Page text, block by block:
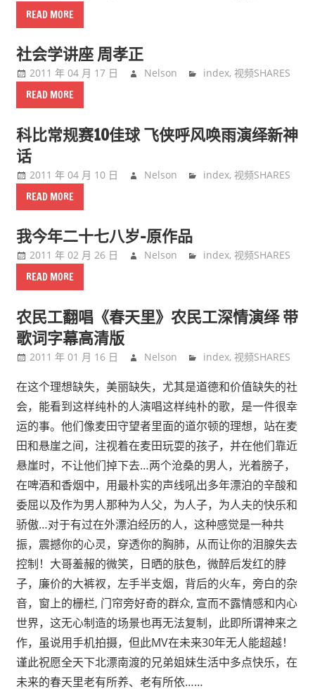
READ MORE
社会学讲座 周孝正
2011 年 04 月 17 日 Nelson index, 视频SHARES
READ MORE
科比常规赛10佳球 飞侠呼风唤雨演绎新神
话
2011 年 04 月 10 日 Nelson index, 视频SHARES
READ MORE
我今年二十七八岁-原作品
2011 年 02 月 26 日 Nelson index, 视频SHARES
READ MORE
农民工翻唱《春天里》农民工深情演绎 带
歌词字幕高清版
2011 年 01 月 16 日 Nelson index, 视频SHARES
在这个理想缺失，美丽缺失，尤其是道德和价值缺失的社
会，能看到这样纯朴的人演唱这样纯朴的歌，是一件很幸
运的事。他们像麦田守望者里面的道尔顿的理想，站在麦
田和悬崖之间，注视着在麦田玩耍的孩子，并在他们靠近
悬崖时，不让他们掉下去…两个沧桑的男人，光着膀子，
在啤酒和香烟中，用最朴实的声线吼出多年漂泊的辛酸和
委屈以及作为男人那种为人父，为人子，为人夫的快乐和
骄傲…对于有过在外漂泊经历的人，这种感觉是一种共
振，震撼你的心灵，穿透你的胸肺，从而让你的泪腺失去
控制！大哥羞赧的微笑，日晒的肤色，微醉后发红的脖
子，廉价的大裤衩，左手半支烟，背后的火车，旁白的杂
音，窗上的栅栏, 门帘旁好奇的群众, 宣而不露情感和内心
世界，这无心制造的场景也再无法复制，此即所谓神来之
作，虽说用手机拍摄，但此MV在未来30年无人能超越！
谨此祝愿全天下北漂南渡的兄弟姐妹生活中多点快乐，在
未来的春天里老有所养、老有所依……